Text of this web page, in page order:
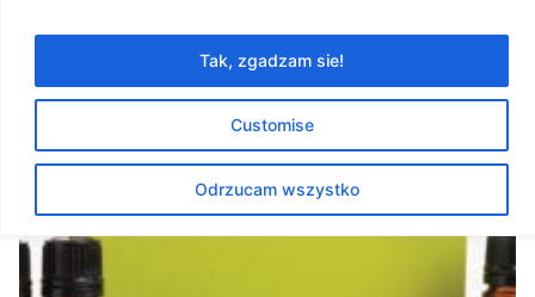
Customise
Odrzucam wszystko
Tak, zgadzam sie!
3 czerwca, 2020
DLACZEGO doTERRA?,OLEJKOWY BIZNES